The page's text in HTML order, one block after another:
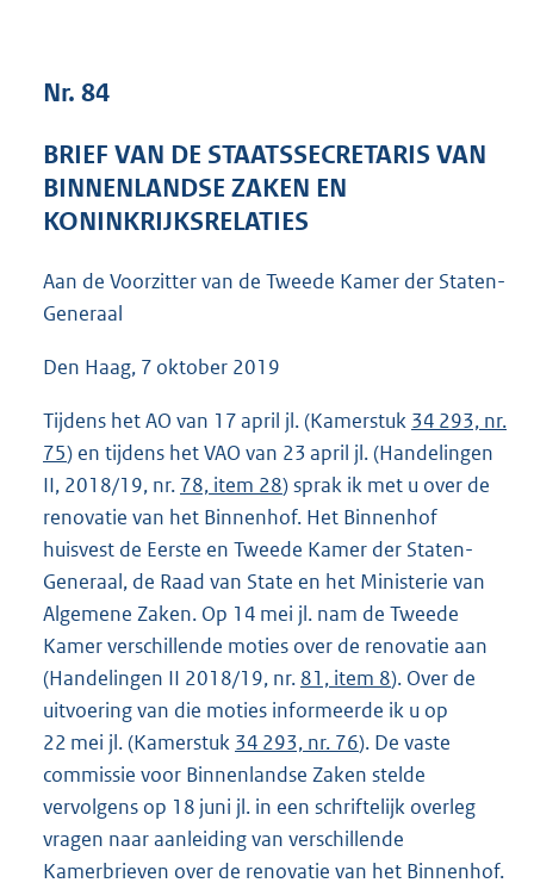
e
b
Nr. 84
BRIEF VAN DE STAATSSECRETARIS VAN
BINNENLANDSE ZAKEN EN
KONINKRIJKSRELATIES
Aan de Voorzitter van de Tweede Kamer der Staten-
Generaal
Den Haag, 7 oktober 2019
Tijdens het AO van 17 april jl. (Kamerstuk 34 293, nr.
75) en tijdens het VAO van 23 april jl. (Handelingen
II, 2018/19, nr. 78, item 28) sprak ik met u over de
renovatie van het Binnenhof. Het Binnenhof
huisvest de Eerste en Tweede Kamer der Staten-
Generaal, de Raad van State en het Ministerie van
Algemene Zaken. Op 14 mei jl. nam de Tweede
Kamer verschillende moties over de renovatie aan
(Handelingen II 2018/19, nr. 81, item 8). Over de
uitvoering van die moties informeerde ik u op
22 mei jl. (Kamerstuk 34 293, nr. 76). De vaste
commissie voor Binnenlandse Zaken stelde
vervolgens op 18 juni jl. in een schriftelijk overleg
vragen naar aanleiding van verschillende
Kamerbrieven over de renovatie van het Binnenhof.